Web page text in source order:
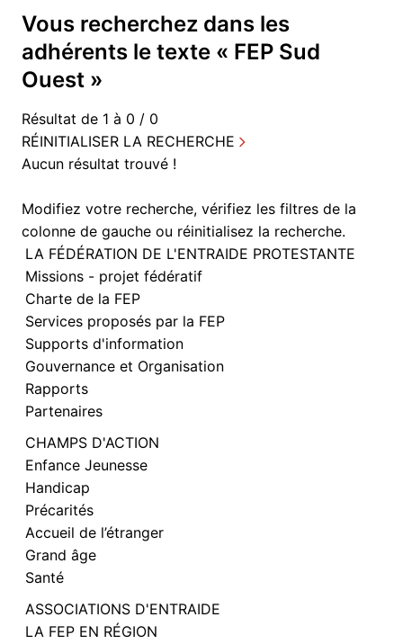
Vous recherchez dans les
adhérents le texte « FEP Sud
Ouest »
Résultat de 1 à 0 / 0
RÉINITIALISER LA RECHERCHE
Aucun résultat trouvé !
Modifiez votre recherche, vérifiez les filtres de la
colonne de gauche ou réinitialisez la recherche.
LA FÉDÉRATION DE L'ENTRAIDE PROTESTANTE
Missions - projet fédératif
Charte de la FEP
Services proposés par la FEP
Supports d'information
Gouvernance et Organisation
Rapports
Partenaires
CHAMPS D'ACTION
Enfance Jeunesse
Handicap
Précarités
Accueil de l’étranger
Grand âge
Santé
ASSOCIATIONS D'ENTRAIDE
LA FEP EN RÉGION